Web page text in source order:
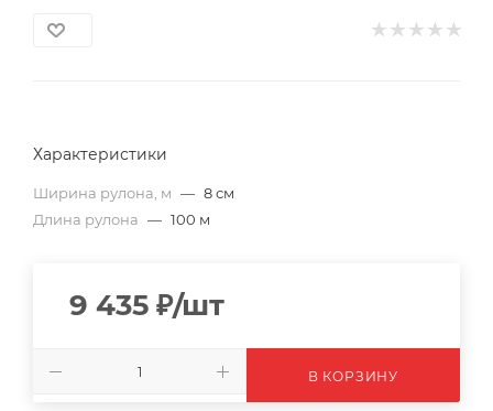
Характеристики
Ширина рулона, м — 8 см
Длина рулона — 100 м
9 435 ₽/шт
В КОРЗИНУ